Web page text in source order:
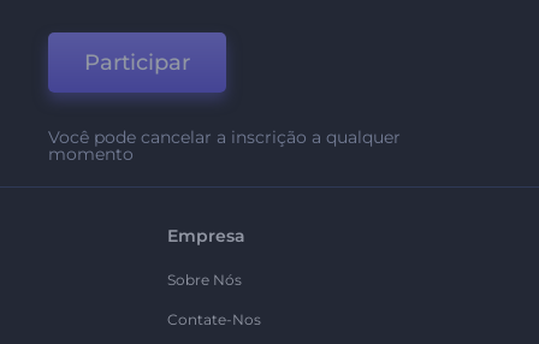
Participar
Você pode cancelar a inscrição a qualquer
momento
Empresa
Sobre Nós
Contate-Nos